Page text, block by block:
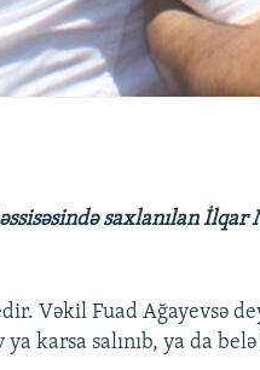
saxlanılan İlqar
Vəkil Fuad Ağayevsə
karsa salınıb, ya da